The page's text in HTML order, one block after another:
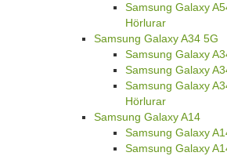
Samsung Galaxy
Hörlurar
Samsung Galaxy A34 5G
Samsung Galaxy
Samsung Galaxy
Samsung Galaxy
Hörlurar
Samsung Galaxy A14
Samsung Galaxy
Samsung Galaxy